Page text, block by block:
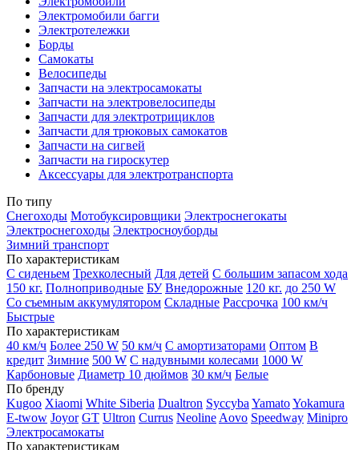
Электромобили багги
Электротележки
Борды
Самокаты
Велосипеды
Запчасти на электросамокаты
Запчасти на электровелосипеды
Запчасти для электротрициклов
Запчасти для трюковых самокатов
Запчасти на сигвей
Запчасти на гироскутер
Аксессуары для электротранспорта
По типу
Снегоходы Мотобуксировщики Электроснегокаты
Электроснегоходы Электросноуборды
Зимний транспорт
По характеристикам
С сиденьем Трехколесный Для детей С большим запасом хода
150 кг. Полноприводные БУ Внедорожные 120 кг. до 250 W
Со съемным аккумулятором Складные Рассрочка 100 км/ч
Быстрые
По характеристикам
40 км/ч Более 250 W 50 км/ч С амортизаторами Оптом В
кредит Зимние 500 W С надувными колесами 1000 W
Карбоновые Диаметр 10 дюймов 30 км/ч Белые
По бренду
Kugoo Xiaomi White Siberia Dualtron Syccyba YamatoYokamura
E-twow Joyor GT Ultron Currus Neoline Aovo Speedway Minipro
Электросамокаты
По характеристикам